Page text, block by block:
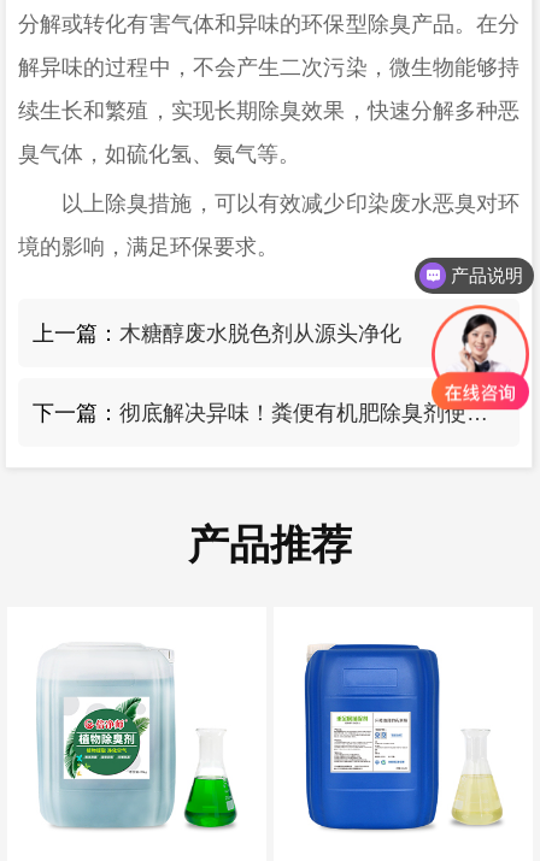
分解或转化有害气体和异味的环保型除臭产品。在分
解异味的过程中，不会产生二次污染，微生物能够持
续生长和繁殖，实现长期除臭效果，快速分解多种恶
臭气体，如硫化氢、氨气等。
以上 除臭措施，可以有效减少印染废水恶臭对环
境的影响，满足环保要求。
上一篇：木糖醇废水脱色剂从源头净化
下一篇： 彻底解决异味！粪便有机肥除臭剂使用指南
产品推荐
产品说明
产品报价